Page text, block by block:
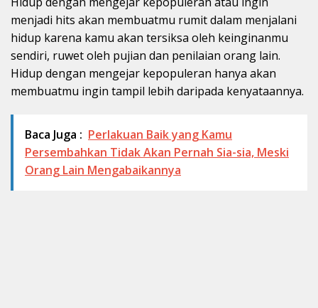
menjadi hits akan membuatmu rumit dalam menjalani
hidup karena kamu akan tersiksa oleh keinginanmu
sendiri, ruwet oleh pujian dan penilaian orang lain.
Hidup dengan mengejar kepopuleran hanya akan
membuatmu ingin tampil lebih daripada kenyataannya.
Baca Juga : Perlakuan Baik yang Kamu
Persembahkan Tidak Akan Pernah Sia-sia, Meski
Orang Lain Mengabaikannya